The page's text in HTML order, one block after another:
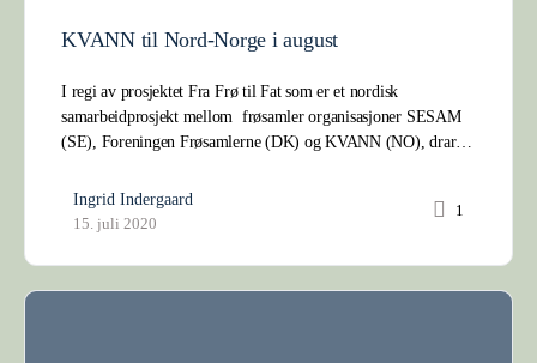
KVANN til Nord-Norge i august
I regi av prosjektet Fra Frø til Fat som er et nordisk
samarbeidprosjekt mellom frøsamler organisasjoner SESAM
(SE), Foreningen Frøsamlerne (DK) og KVANN (NO), drar…
Ingrid Indergaard
15. juli 2020
1